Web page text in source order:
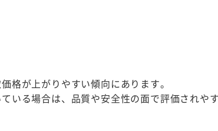
格が上がりやすい傾向にあります。
いる場合は、品質や安全性の面で評価されや